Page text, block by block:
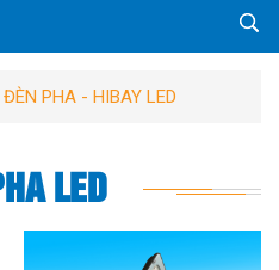
ĐÈN PHA - HIBAY LED
LED